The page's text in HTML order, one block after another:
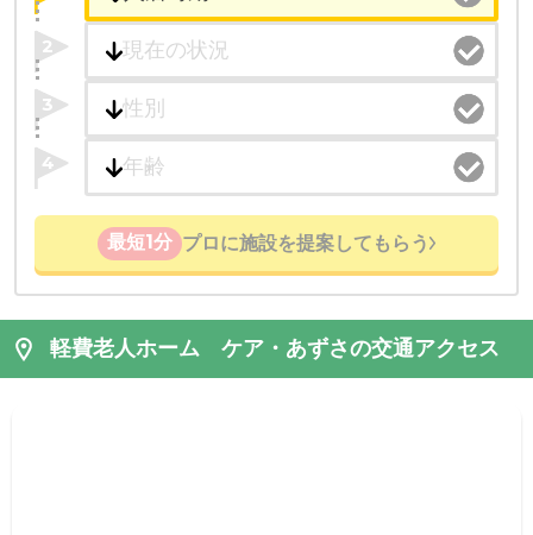
2
3
4
最短1分 プロに施設を提案してもらう
軽費老人ホーム ケア・あずさの交通アクセス